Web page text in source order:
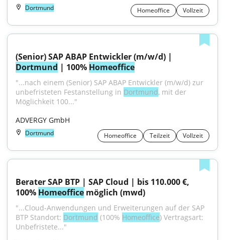
Dortmund Homeoffice Vollzeit
Dortmund | 100% Homeoffice
"...nach einem (Senior) SAP ABAP Entwickler (m/w/d) zur
unbefristeten Festanstellung in Dortmund, mit der
Möglichkeit 100..."
ADVERGY GmbH
Dortmund Homeoffice Teilzeit Vollzeit
Berater SAP BTP | SAP Cloud | bis 110.000 €,
100% Homeoffice möglich (mwd)
"...Cloud-Anwendungen und Erweiterungen auf der SAP
BTP Standort: Dortmund (100% Homeoffice) Vertragsart:
Unbefristete..."